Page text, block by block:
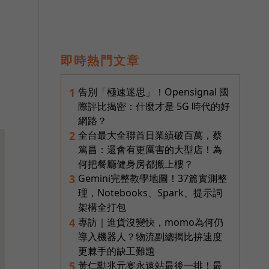
即時熱門文章
1 告別「極速迷思」！Opensignal 國
際評比揭密：什麼才是 5G 時代的好
網路？
2 全台最大全聯首日業績破百萬，蔡
篤昌：還會有更厲害的大型店！為
何把餐廳健身房都搬上樓？
3 Gemini完整教學地圖！37篇實測整
理，Notebooks、Spark、提示詞
架構全打包
4 專訪｜進貨沒變快，momo為何仍
導入機器人？物流副總揭比拚速度
更棘手的缺工難題
黃仁勳兆元宴永遠站最後一排！最